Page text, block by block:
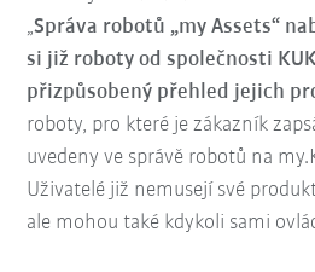
„Správa robotů „my Assets“
si již roboty od společnosti
přizpůsobený přehled jejich
roboty, pro které je zákazník
uvedeny ve správě robotů na
Uživatelé již nemusejí své
ale mohou také kdykoli sami